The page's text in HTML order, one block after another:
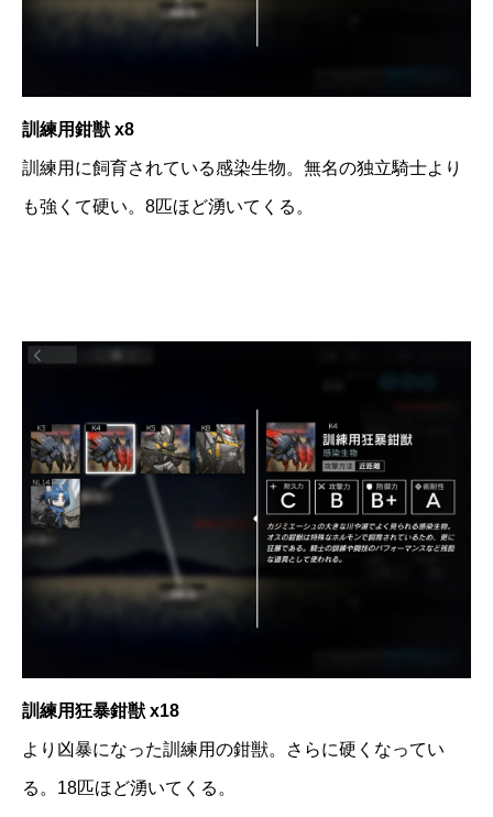
訓練用鉗獣 x8
訓練用に飼育されている感染生物。無名の独立騎士より
も強くて硬い。8匹ほど湧いてくる。
訓練用狂暴鉗獣 x18
より凶暴になった訓練用の鉗獣。さらに硬くなってい
る。18匹ほど湧いてくる。